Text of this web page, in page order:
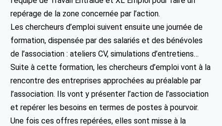
repérage de la zone concernée par l’action.
Les chercheurs d’emploi suivent ensuite une journée de
formation, dispensée par des salariés et des bénévoles
de l’association : ateliers CV, simulations d’entretiens…
Suite à cette formation, les chercheurs d’emploi vont à la
rencontre des entreprises approchées au préalable par
l’association. Ils vont y présenter l’action de l’association
et repérer les besoins en termes de postes à pourvoir.
Une fois ces offres repérées, elles sont misse à la